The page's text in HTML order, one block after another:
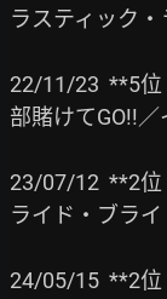
ラスティック・
22/11/23  **5位
部賭けてGO!!
23/07/12  **2位
ライド・ブラ
24/05/15  **2位